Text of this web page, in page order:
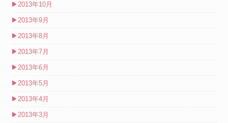
▶2013年10月
▶2013年9月
▶2013年8月
▶2013年7月
▶2013年6月
▶2013年5月
▶2013年4月
▶2013年3月